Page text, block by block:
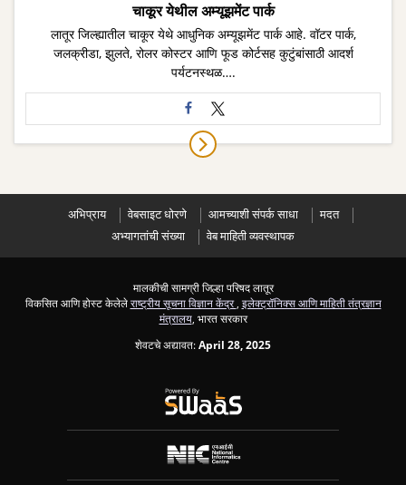
चाकूर येथील अम्यूझमेंट पार्क
लातूर जिल्ह्यातील चाकूर येथे आधुनिक अम्यूझमेंट पार्क आहे. वॉटर पार्क,
जलक्रीडा, झुलते, रोलर कोस्टर आणि फूड कोर्टसह कुटुंबांसाठी आदर्श
पर्यटनस्थळ….
अभिप्राय वेबसाइट धोरणे आमच्याशी संपर्क साधा
मदत
अभ्यागतांची संख्या
वेब माहिती व्यवस्थापक
मालकीची सामग्री जिल्हा परिषद लातूर
विकसित आणि होस्ट केलेलेराष्ट्रीय सूचना विज्ञान केंद्र इलेक्ट्रॉनिक्स आणि माहिती तंत्रज्ञान
मंत्रालय, भारत सरकार
शेवटचे अद्यावत:April 28, 2025